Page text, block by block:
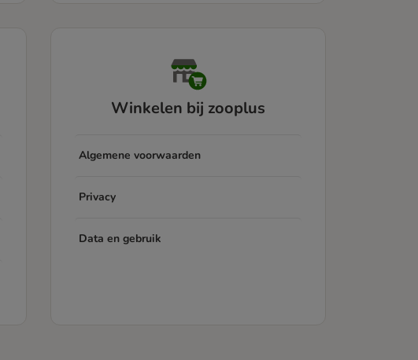
Winkelen bij zooplus
Algemene voorwaarden
Privacy
Data en gebruik